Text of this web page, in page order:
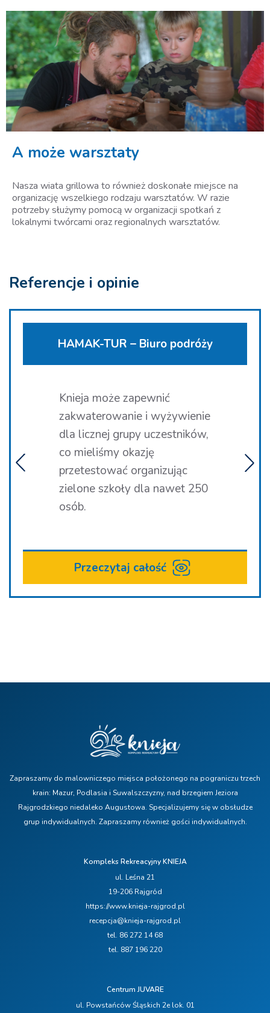
A może warsztaty
Nasza wiata grillowa to również doskonałe miejsce na
organizację wszelkiego rodzaju warsztatów. W razie
potrzeby służymy pomocą w organizacji spotkań z
lokalnymi twórcami oraz regionalnych warsztatów.
Referencje i opinie
HAMAK-TUR – Biuro podróży
Knieja może zapewnić
zakwaterowanie i wyżywienie
dla licznej grupy uczestników,
co mieliśmy okazję
przetestować organizując
zielone szkoły dla nawet 250
osób.
Przeczytaj całość
Zapraszamy do malowniczego miejsca położonego na pograniczu trzech
krain: Mazur, Podlasia i Suwalszczyzny, nad brzegiem Jeziora
Rajgrodzkiego niedaleko Augustowa. Specjalizujemy się w obsłudze
grup indywidualnych. Zapraszamy również gości indywidualnych.
Kompleks Rekreacyjny KNIEJA
ul. Leśna 21
19-206 Rajgród
https://www.knieja-rajgrod.pl
recepcja@knieja-rajgrod.pl
tel. 86 272 14 68
tel. 887 196 220
Centrum JUVARE
ul. Powstańców Śląskich 2e lok. 01